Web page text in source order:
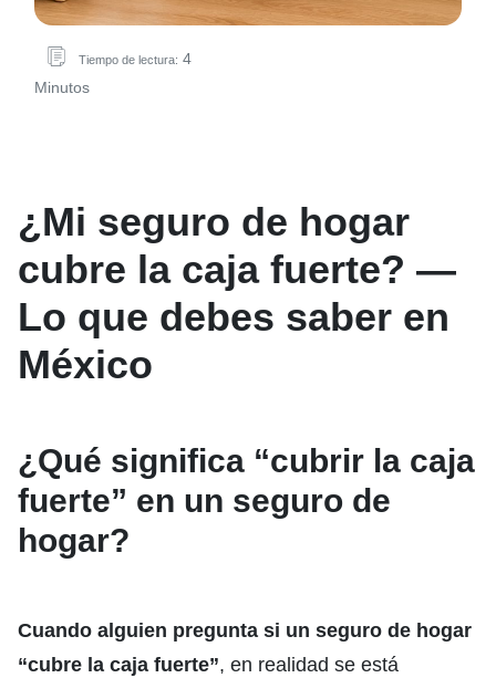
Tiempo de lectura: 4
Minutos
¿Mi seguro de hogar
cubre la caja fuerte? —
Lo que debes saber en
México
¿Qué significa “cubrir la caja
fuerte” en un seguro de
hogar?
Cuando alguien pregunta si un seguro de hogar
“cubre la caja fuerte”, en realidad se está